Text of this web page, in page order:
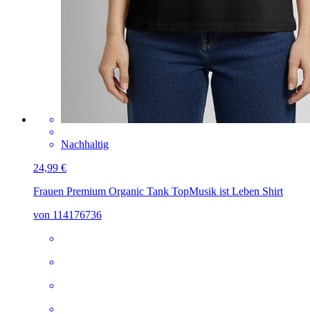
Nachhaltig
24,99 €
Frauen Premium Organic Tank TopMusik ist Leben Shirt
von 114176736